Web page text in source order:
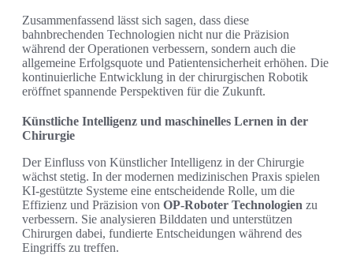
Zusammenfassend lässt sich sagen, dass diese
bahnbrechenden Technologien nicht nur die Präzision
während der Operationen verbessern, sondern auch die
allgemeine Erfolgsquote und Patientensicherheit erhöhen. Die
kontinuierliche Entwicklung in der chirurgischen Robotik
eröffnet spannende Perspektiven für die Zukunft.
Künstliche Intelligenz und maschinelles Lernen in der
Chirurgie
Der Einfluss von Künstlicher Intelligenz in der Chirurgie
wächst stetig. In der modernen medizinischen Praxis spielen
KI-gestützte Systeme eine entscheidende Rolle, um die
Effizienz und Präzision von OP-Roboter Technologien zu
verbessern. Sie analysieren Bilddaten und unterstützen
Chirurgen dabei, fundierte Entscheidungen während des
Eingriffs zu treffen.